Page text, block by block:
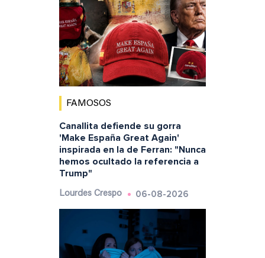
FAMOSOS
Canallita defiende su gorra
'Make España Great Again'
inspirada en la de Ferran: "Nunca
hemos ocultado la referencia a
Trump"
Lourdes Crespo 06-08-2026